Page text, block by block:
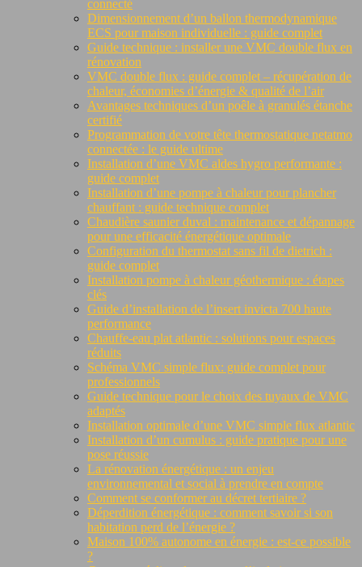
connecté
Dimensionnement d’un ballon thermodynamique
ECS pour maison individuelle : guide complet
Guide technique : installer une VMC double flux en
rénovation
VMC double flux : guide complet – récupération de
chaleur, économies d’énergie & qualité de l’air
Avantages techniques d’un poêle à granulés étanche
certifié
Programmation de votre tête thermostatique netatmo
connectée : le guide ultime
Installation d’une VMC aldes hygro performante :
guide complet
Installation d’une pompe à chaleur pour plancher
chauffant : guide technique complet
Chaudière saunier duval : maintenance et dépannage
pour une efficacité énergétique optimale
Configuration du thermostat sans fil de dietrich :
guide complet
Installation pompe à chaleur géothermique : étapes
clés
Guide d’installation de l’insert invicta 700 haute
performance
Chauffe-eau plat atlantic : solutions pour espaces
réduits
Schéma VMC simple flux: guide complet pour
professionnels
Guide technique pour le choix des tuyaux de VMC
adaptés
Installation optimale d’une VMC simple flux atlantic
Installation d’un cumulus : guide pratique pour une
pose réussie
La rénovation énergétique : un enjeu
environnemental et social à prendre en compte
Comment se conformer au décret tertiaire ?
Déperdition énergétique : comment savoir si son
habitation perd de l’énergie ?
Maison 100% autonome en énergie : est-ce possible
?